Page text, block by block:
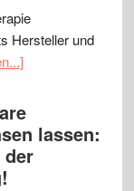
Hersteller und
lassen:
der